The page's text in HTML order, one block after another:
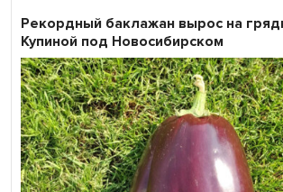
Рекордный баклажан вырос на
Купиной под Новосибирском